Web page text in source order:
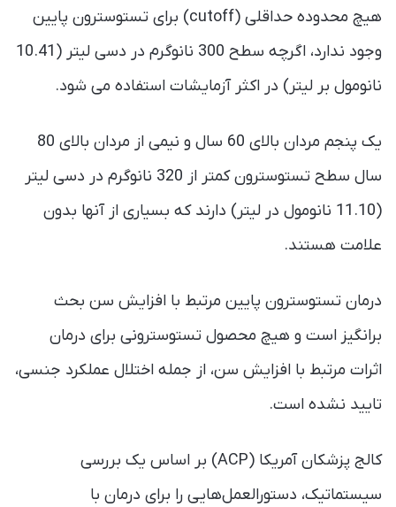
هیچ محدوده حداقلی (cutoff) برای تستوسترون پایین
وجود ندارد، اگرچه سطح 300 نانوگرم در دسی لیتر (10.41
نانومول بر لیتر) در اکثر آزمایشات استفاده می شود.
یک پنجم مردان بالای 60 سال و نیمی از مردان بالای 80
سال سطح تستوسترون کمتر از 320 نانوگرم در دسی لیتر
(11.10 نانومول در لیتر) دارند که بسیاری از آنها بدون
علامت هستند.
درمان تستوسترون پایین مرتبط با افزایش سن بحث
برانگیز است و هیچ محصول تستوسترونی برای درمان
اثرات مرتبط با افزایش سن، از جمله اختلال عملکرد جنسی،
تایید نشده است.
کالج پزشکان آمریکا (ACP) بر اساس یک بررسی
سیستماتیک، دستورالعمل‌هایی را برای درمان با